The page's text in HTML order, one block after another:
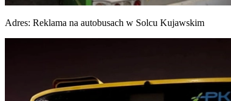
Adres: Reklama na autobusach w Solcu Kujawskim